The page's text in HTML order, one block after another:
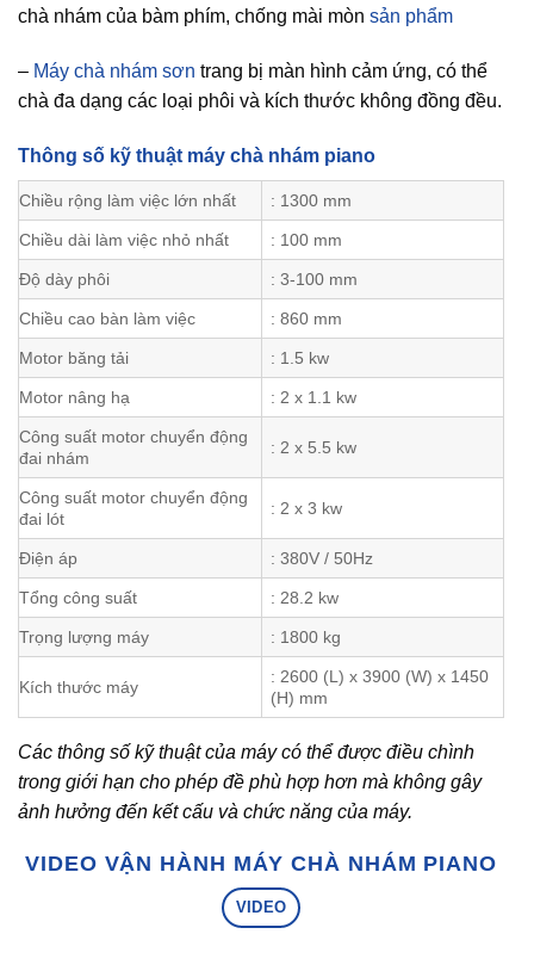
chà nhám của bàm phím, chống mài mòn sản phẩm
– Máy chà nhám sơn trang bị màn hình cảm ứng, có thể
chà đa dạng các loại phôi và kích thước không đồng đều.
Thông số kỹ thuật máy chà nhám piano
Chiều rộng làm việc lớn nhất : 1300 mm
Chiều dài làm việc nhỏ nhất : 100 mm
Độ dày phôi : 3-100 mm
Chiều cao bàn làm việc : 860 mm
Motor băng tải : 1.5 kw
Motor nâng hạ : 2 x 1.1 kw
Công suất motor chuyển động
đai nhám
: 2 x 5.5 kw
Công suất motor chuyển động
đai lót
: 2 x 3 kw
Điện áp : 380V / 50Hz
Tổng công suất : 28.2 kw
Trọng lượng máy : 1800 kg
Kích thước máy
: 2600 (L) x 3900 (W) x 1450
(H) mm
Các thông số kỹ thuật của máy có thể được điều chình
trong giới hạn cho phép đề phù hợp hơn mà không gây
ảnh hưởng đến kết cấu và chức năng của máy.
VIDEO VẬN HÀNH MÁY CHÀ NHÁM PIANO
VIDEO